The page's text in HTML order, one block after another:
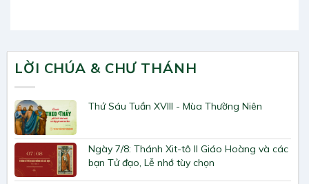
LỜI CHÚA & CHƯ THÁNH
Thứ Sáu Tuần XVIII - Mùa Thường Niên
Ngày 7/8: Thánh Xit-tô II Giáo Hoàng và các
bạn Tử đạo, Lễ nhớ tùy chọn